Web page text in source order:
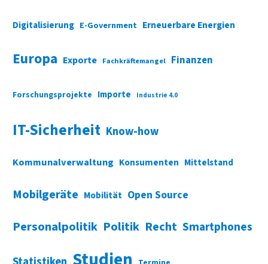
Digitalisierung E-Government Erneuerbare Energien
Europa Exporte Fachkräftemangel Finanzen
Forschungsprojekte Importe Industrie 4.0
IT-Sicherheit Know-how
Kommunalverwaltung Konsumenten Mittelstand
Mobilgeräte Mobilität Open Source
Personalpolitik Politik Recht Smartphones